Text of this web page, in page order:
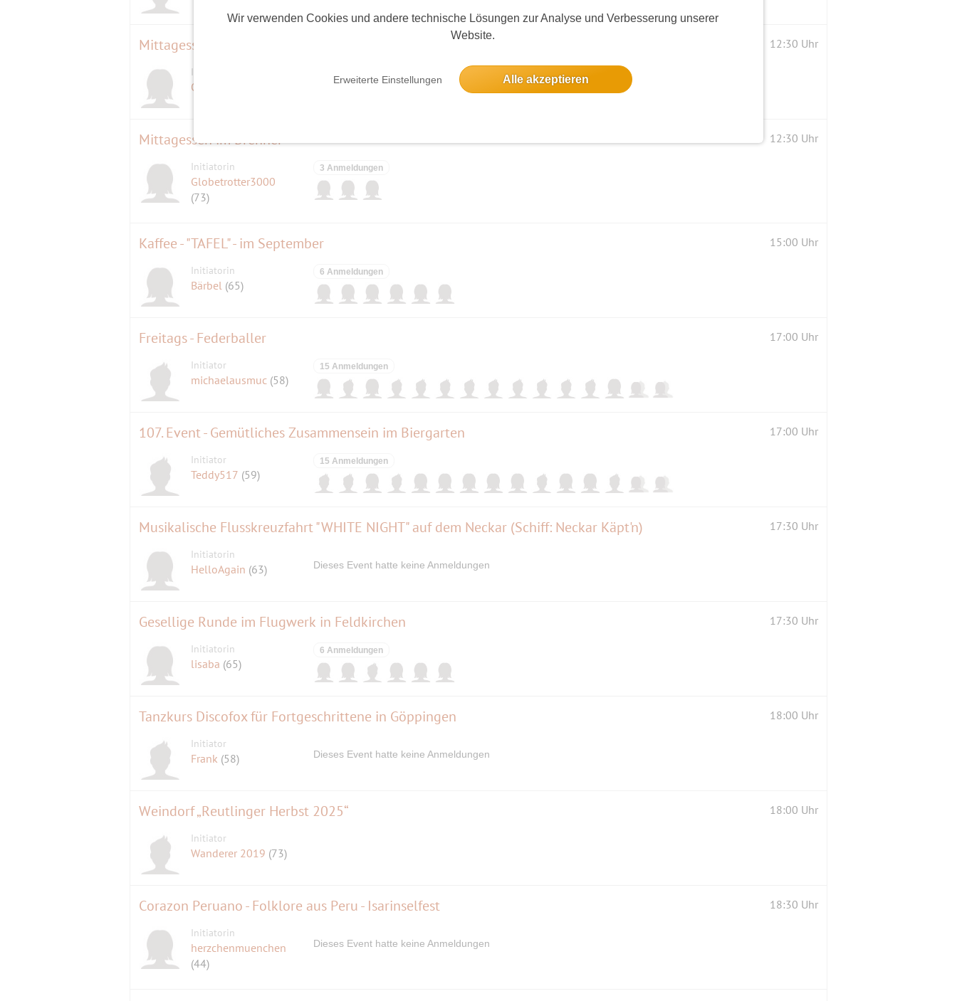
Wir verwenden Cookies und andere technische Lösungen zur Analyse und Verbesserung unserer
Website.
Erweiterte Einstellungen Alle akzeptieren
Mittagessen im Dürnbräu 12:30 Uhr
Initiatorin
Ostwind
Mittagessen im Brenner 12:30 Uhr
Initiatorin
Globetrotter3000
(73)
3 Anmeldungen
Kaffee - "TAFEL" - im September 15:00 Uhr
Initiatorin
Bärbel (65)
6 Anmeldungen
Freitags - Federballer 17:00 Uhr
Initiator
michaelausmuc (58)
15 Anmeldungen
107. Event - Gemütliches Zusammensein im Biergarten 17:00 Uhr
Initiator
Teddy517 (59)
15 Anmeldungen
Musikalische Flusskreuzfahrt "WHITE NIGHT" auf dem Neckar (Schiff: Neckar Käpt'n) 17:30 Uhr
Initiatorin
HelloAgain (63) Dieses Event hatte keine Anmeldungen
Gesellige Runde im Flugwerk in Feldkirchen 17:30 Uhr
Initiatorin
lisaba (65)
6 Anmeldungen
Tanzkurs Discofox für Fortgeschrittene in Göppingen 18:00 Uhr
Initiator
Frank (58) Dieses Event hatte keine Anmeldungen
Weindorf „Reutlinger Herbst 2025“ 18:00 Uhr
Initiator
Wanderer 2019 (73)
Corazon Peruano - Folklore aus Peru - Isarinselfest 18:30 Uhr
Initiatorin
herzchenmuenchen
(44)
Dieses Event hatte keine Anmeldungen